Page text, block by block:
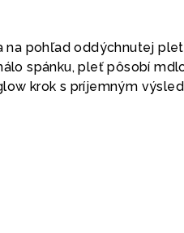
na pohľad oddýchnutej
spánku, pleť pôsobí
krok s príjemným